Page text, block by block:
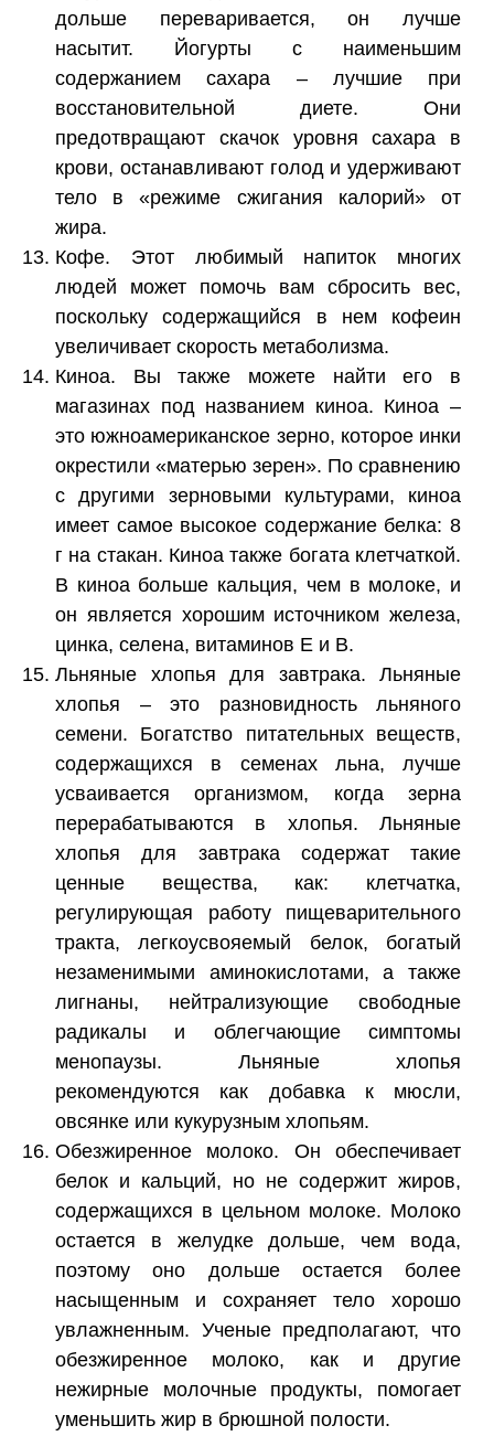
дольше переваривается, он лучше
насытит. Йогурты с наименьшим
содержанием сахара – лучшие при
восстановительной диете. Они
предотвращают скачок уровня сахара в
крови, останавливают голод и удерживают
тело в «режиме сжигания калорий» от
жира.
Кофе. Этот любимый напиток многих
людей может помочь вам сбросить вес,
поскольку содержащийся в нем кофеин
увеличивает скорость метаболизма.
Киноа. Вы также можете найти его в
магазинах под названием киноа. Киноа –
это южноамериканское зерно, которое инки
окрестили «матерью зерен». По сравнению
с другими зерновыми культурами, киноа
имеет самое высокое содержание белка: 8
г на стакан. Киноа также богата клетчаткой.
В киноа больше кальция, чем в молоке, и
он является хорошим источником железа,
цинка, селена, витаминов E и B.
Льняные хлопья для завтрака. Льняные
хлопья – это разновидность льняного
семени. Богатство питательных веществ,
содержащихся в семенах льна, лучше
усваивается организмом, когда зерна
перерабатываются в хлопья. Льняные
хлопья для завтрака содержат такие
ценные вещества, как: клетчатка,
регулирующая работу пищеварительного
тракта, легкоусвояемый белок, богатый
незаменимыми аминокислотами, а также
лигнаны, нейтрализующие свободные
радикалы и облегчающие симптомы
менопаузы. Льняные хлопья
рекомендуются как добавка к мюсли,
овсянке или кукурузным хлопьям.
Обезжиренное молоко. Он обеспечивает
белок и кальций, но не содержит жиров,
содержащихся в цельном молоке. Молоко
остается в желудке дольше, чем вода,
поэтому оно дольше остается более
насыщенным и сохраняет тело хорошо
увлажненным. Ученые предполагают, что
обезжиренное молоко, как и другие
нежирные молочные продукты, помогает
уменьшить жир в брюшной полости.